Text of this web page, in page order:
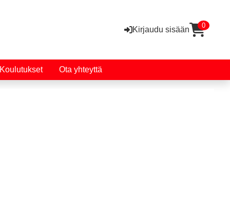
Kirjaudu sisään 0
Koulutukset Ota yhteyttä